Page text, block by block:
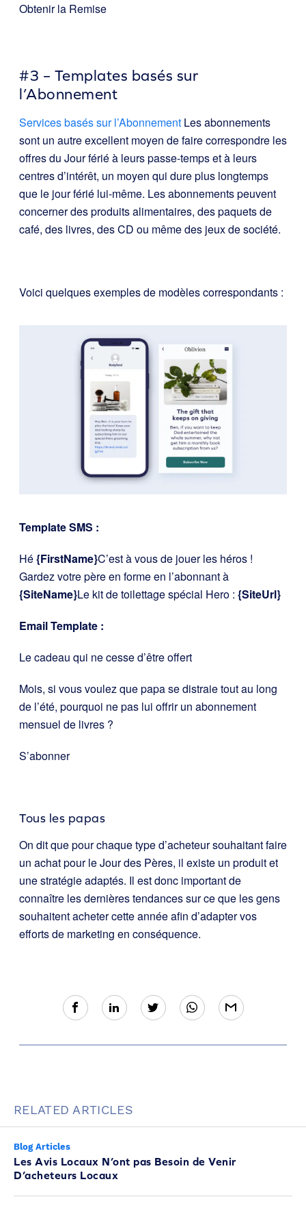
Obtenir la Remise
#3 – Templates basés sur
l’Abonnement
Services basés sur l’Abonnement Les abonnements
sont un autre excellent moyen de faire correspondre les
offres du Jour férié à leurs passe-temps et à leurs
centres d’intérêt, un moyen qui dure plus longtemps
que le jour férié lui-même. Les abonnements peuvent
concerner des produits alimentaires, des paquets de
café, des livres, des CD ou même des jeux de société.
Voici quelques exemples de modèles correspondants :
Template SMS :
Hé{FirstName}C’est à vous de jouer les héros !
Gardez votre père en forme en l’abonnant à
{SiteName}Le kit de toilettage spécial Hero : {SiteUrl}
Email Template :
Le cadeau qui ne cesse d’être offert
Mois, si vous voulez que papa se distraie tout au long
de l’été, pourquoi ne pas lui offrir un abonnement
mensuel de livres ?
S’abonner
Tous les papas
On dit que pour chaque type d’acheteur souhaitant faire
un achat pour le Jour des Pères, il existe un produit et
une stratégie adaptés. Il est donc important de
connaître les dernières tendances sur ce que les gens
souhaitent acheter cette année afin d’adapter vos
efforts de marketing en conséquence.
RELATED ARTICLES
Blog Articles
Les Avis Locaux N’ont pas Besoin de Venir
D’acheteurs Locaux